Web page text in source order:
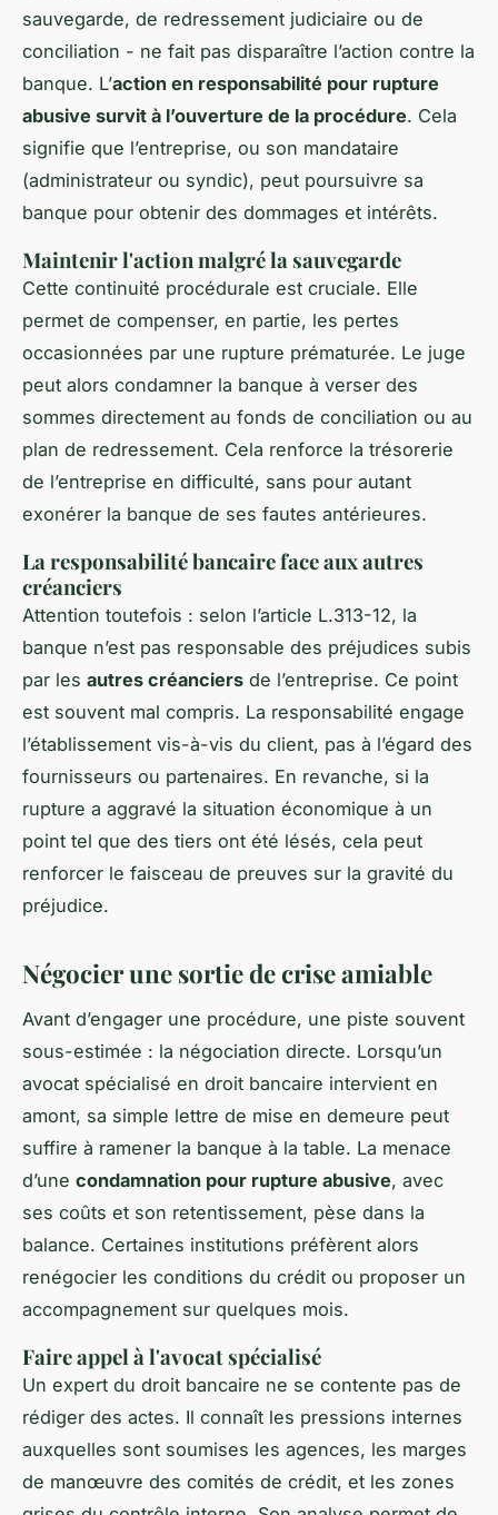
sauvegarde, de redressement judiciaire ou de
conciliation - ne fait pas disparaître l’action contre la
banque. L’action en responsabilité pour rupture
abusive survit à l’ouverture de la procédure. Cela
signifie que l’entreprise, ou son mandataire
(administrateur ou syndic), peut poursuivre sa
banque pour obtenir des dommages et intérêts.
Maintenir l'action malgré la sauvegarde
Cette continuité procédurale est cruciale. Elle
permet de compenser, en partie, les pertes
occasionnées par une rupture prématurée. Le juge
peut alors condamner la banque à verser des
sommes directement au fonds de conciliation ou au
plan de redressement. Cela renforce la trésorerie
de l’entreprise en difficulté, sans pour autant
exonérer la banque de ses fautes antérieures.
La responsabilité bancaire face aux autres
créanciers
Attention toutefois : selon l’article L.313-12, la
banque n’est pas responsable des préjudices subis
par les autres créanciers de l’entreprise. Ce point
est souvent mal compris. La responsabilité engage
l’établissement vis-à-vis du client, pas à l’égard des
fournisseurs ou partenaires. En revanche, si la
rupture a aggravé la situation économique à un
point tel que des tiers ont été lésés, cela peut
renforcer le faisceau de preuves sur la gravité du
préjudice.
Négocier une sortie de crise amiable
Avant d’engager une procédure, une piste souvent
sous-estimée : la négociation directe. Lorsqu’un
avocat spécialisé en droit bancaire intervient en
amont, sa simple lettre de mise en demeure peut
suffire à ramener la banque à la table. La menace
d’une condamnation pour rupture abusive, avec
ses coûts et son retentissement, pèse dans la
balance. Certaines institutions préfèrent alors
renégocier les conditions du crédit ou proposer un
accompagnement sur quelques mois.
Faire appel à l'avocat spécialisé
Un expert du droit bancaire ne se contente pas de
rédiger des actes. Il connaît les pressions internes
auxquelles sont soumises les agences, les marges
de manœuvre des comités de crédit, et les zones